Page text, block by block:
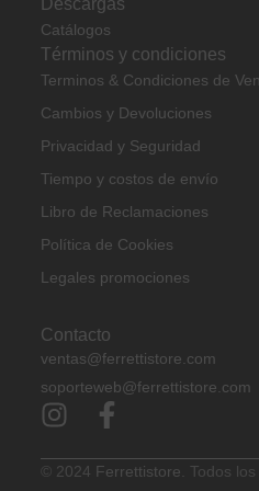
Descargas
Catálogos
Términos y condiciones
Terminos & Condiciones de
Cambios y Devoluciones
Privacidad y Seguridad
Tiempo y costos de envío
Libro de Reclamaciones
Política de Cookies
Legales promociones
Contacto
ventas@ferrettistore.com
soporteweb@ferrettistore.com
© 2024 Ferrettistore. Todos